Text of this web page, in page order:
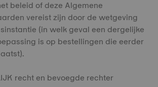
beleid of deze Algemene
vereist zijn door de wetgeving
(in welk geval een dergelijke
is op bestellingen die eerder
recht en bevoegde rechter